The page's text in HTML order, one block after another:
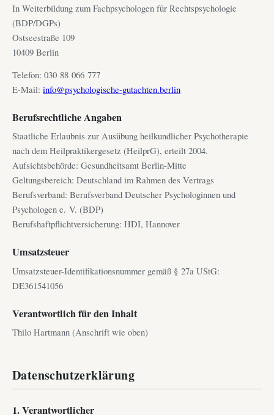
In Weiterbildung zum Fachpsychologen für Rechtspsychologie
(BDP/DGPs)
Ostseestraße 109
10409 Berlin
Telefon: 030 88 066 777
E-Mail: info@psychologische-gutachten.berlin
Berufsrechtliche Angaben
Staatliche Erlaubnis zur Ausübung heilkundlicher Psychotherapie
nach dem Heilpraktikergesetz (HeilprG), erteilt 2004.
Aufsichtsbehörde: Gesundheitsamt Berlin-Mitte
Geltungsbereich: Deutschland im Rahmen des Vertrags
Berufsverband: Berufsverband Deutscher Psychologinnen und
Psychologen e. V. (BDP)
Berufshaftpflichtversicherung: HDI, Hannover
Umsatzsteuer
Umsatzsteuer-Identifikationsnummer gemäß § 27a UStG:
DE361541056
Verantwortlich für den Inhalt
Thilo Hartmann (Anschrift wie oben)
Datenschutzerklärung
1. Verantwortlicher